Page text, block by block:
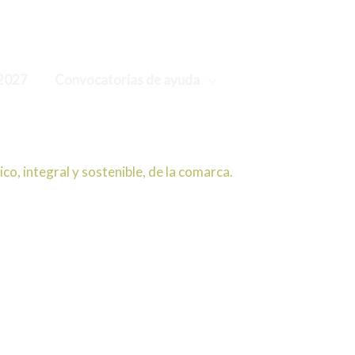
integral y sostenible, de la comarca.